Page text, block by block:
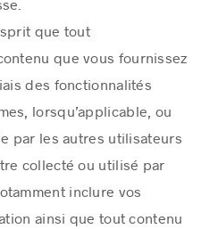
que tout
que vous fournissez
des fonctionnalités
lorsqu’applicable, ou
par les autres utilisateurs
collecté ou utilisé par
inclure vos
ainsi que tout contenu